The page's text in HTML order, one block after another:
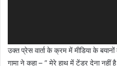
उक्त प्रेस वार्ता के क्रम में मीडिया के
गामा ने कहा – ” मेरे हाथ में टेंडर देना नहीं